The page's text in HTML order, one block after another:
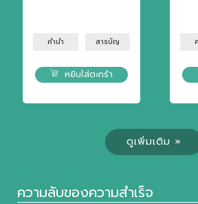
คำนำ สารบัญ
หยิบใส่ตะกร้า
ดูเพิ่มเติม »
ความลับของความสำเร็จ